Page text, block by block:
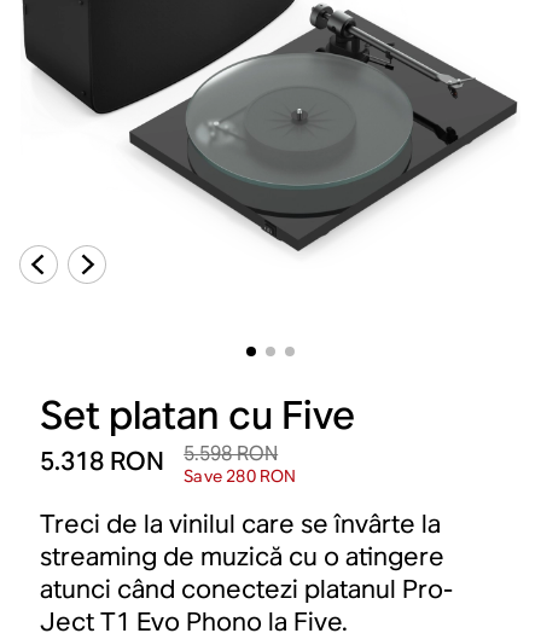
Set platan cu Five
5.318 RON 5.598 RON
Save 280 RON
Treci de la vinilul care se învârte la
streaming de muzică cu o atingere
atunci când conectezi platanul Pro-
Ject T1 Evo Phono la Five.